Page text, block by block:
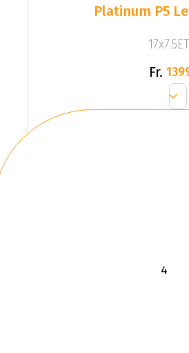
Platinum P5
Fr.